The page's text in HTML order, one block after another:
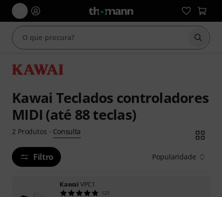
Iniciar
Kawai Teclados controladores
MIDI (até 88 teclas)
2 Produtos · Consulta
Filtro Popularidade
Kawai VPC1
121